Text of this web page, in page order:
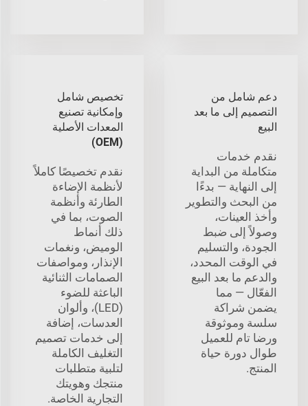
دعم شامل من
التصميم إلى ما بعد
البيع
نقدم خدمات
متكاملة من البداية
إلى النهاية — بدءًا
من البحث والتطوير
وأخذ العينات،
وصولاً إلى ضبط
الجودة، والتسليم
في الوقت المحدد،
والدعم ما بعد البيع
الفعّال — مما
يضمن شراكة
سلسة وموثوقة
ورضا تام للعميل
طوال دورة حياة
المنتج.
تخصيص شامل
وإمكانية تصنيع
المعدات الأصلية
(OEM)
نقدم تخصيصًا كاملاً
لأنظمة الإضاءة
الطارئة وأنظمة
الصوت، بما في
ذلك أنماط
الوميض، ونغمات
الإنذار، ومواصفات
الصمامات الثنائية
الباعثة للضوء
(LED)، وألوان
العدسات، إضافة
إلى خدمات تصميم
التغليف الكاملة
لتلبية متطلبات
منتجك وهويتك
التجارية الخاصة.